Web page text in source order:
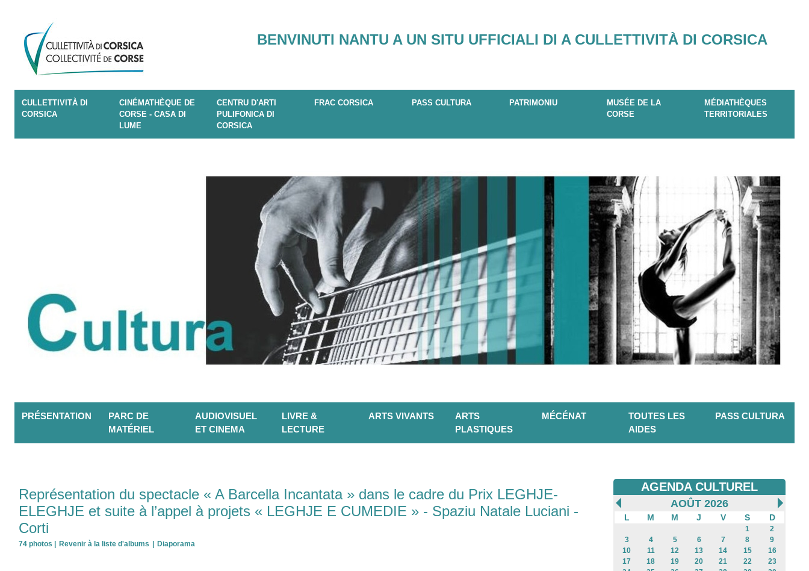
BENVINUTI NANTU A UN SITU UFFICIALI DI A CULLETTIVITÀ DI CORSICA
CULLETTIVITÀ DI
CORSICA
CINÉMATHÈQUE DE
CORSE - CASA DI
LUME
CENTRU D'ARTI
PULIFONICA DI
CORSICA
FRAC CORSICA PASS CULTURA PATRIMONIU
MUSÉE DE LA
CORSE
MÉDIATHÈQUES
TERRITORIALES
PRÉSENTATION
PARC DE
MATÉRIEL
AUDIOVISUEL
ET CINEMA
LIVRE &
LECTURE
ARTS VIVANTS
ARTS
PLASTIQUES
MÉCÉNAT
TOUTES LES
AIDES
PASS CULTURA
Représentation du spectacle « A Barcella Incantata » dans le cadre du Prix LEGHJE-
ELEGHJE et suite à l’appel à projets « LEGHJE E CUMEDIE » - Spaziu Natale Luciani -
Corti
74 photos Revenir à la liste d'albums Diaporama
AGENDA CULTUREL
AOÛT 2026
L M M J V S D
1
2
3
4 5 6 7 8
9
10
11 12 13 14 15
16
17
18 19 20 21 22
23